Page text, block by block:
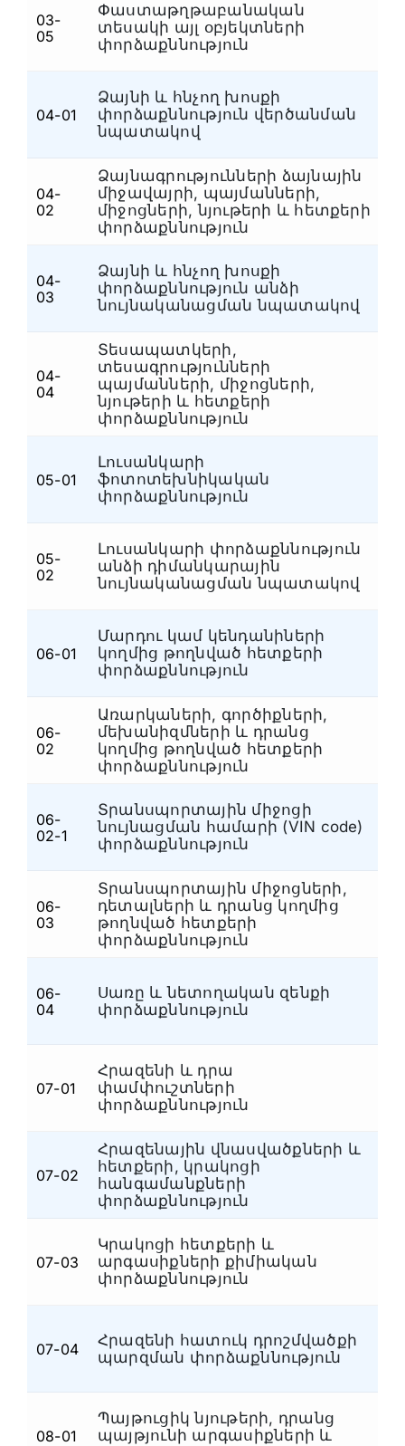
մանրաթելերի և գործվածքների
Լինգվիստիկական
Դատահոգեբուժական
Ավտոտեխնիկական
Ապրանքագիտական
03-
05
Փաստաթղթաբանական
տեսակի այլ օբյեկտների
փորձաքննություն
04-01
Ձայնի և հնչող խոսքի
փորձաքննություն վերծանման
նպատակով
04-
02
Ձայնագրությունների ձայնային
միջավայրի, պայմանների,
միջոցների, նյութերի և հետքերի
փորձաքննություն
04-
03
Ձայնի և հնչող խոսքի
փորձաքննություն անձի
նույնականացման նպատակով
04-
04
Տեսապատկերի,
տեսագրությունների
պայմանների, միջոցների,
նյութերի և հետքերի
փորձաքննություն
05-01
Լուսանկարի
ֆոտոտեխնիկական
փորձաքննություն
05-
02
Լուսանկարի փորձաքննություն
անձի դիմանկարային
նույնականացման նպատակով
06-01
Մարդու կամ կենդանիների
կողմից թողնված հետքերի
փորձաքննություն
06-
02
Առարկաների, գործիքների,
մեխանիզմների և դրանց
կողմից թողնված հետքերի
փորձաքննություն
06-
02-1
Տրանսպորտային միջոցի
նույնացման համարի (VIN code)
փորձաքննություն
06-
03
Տրանսպորտային միջոցների,
դետալների և դրանց կողմից
թողնված հետքերի
փորձաքննություն
06-
04
Սառը և նետողական զենքի
փորձաքննություն
07-01
Հրազենի և դրա
փամփուշտների
փորձաքննություն
07-02
Հրազենային վնասվածքների և
հետքերի, կրակոցի
հանգամանքների
փորձաքննություն
07-03
Կրակոցի հետքերի և
արգասիքների քիմիական
փորձաքննություն
07-04
Հրազենի հատուկ դրոշմվածքի
պարզման փորձաքննություն
08-01
Պայթուցիկ նյութերի, դրանց
պայթյունի արգասիքների և